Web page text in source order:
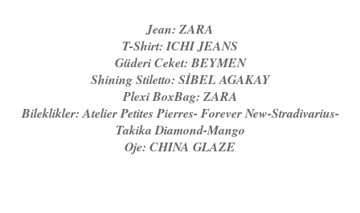
Jean: ZARA
T-Shirt: ICHI JEANS
Güderi Ceket: BEYMEN
Shining Stiletto: SİBEL AGAKAY
Plexi BoxBag: ZARA
Bileklikler: Atelier Petites Pierres- Forever New-Stradivarius-
Takika Diamond-Mango
Oje: CHINA GLAZE